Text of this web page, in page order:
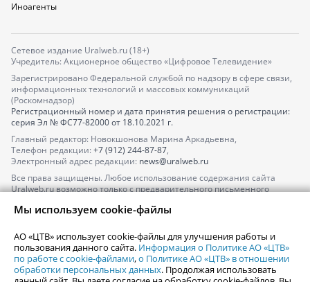
Иноагенты
Сетевое издание Uralweb.ru (18+)
Учредитель: Акционерное общество «Цифровое Телевидение»
Зарегистрировано Федеральной службой по надзору в сфере связи,
информационных технологий и массовых коммуникаций
(Роскомнадзор)
Регистрационный номер и дата принятия решения о регистрации:
серия Эл № ФС77-82000от 18.10.2021 г.
Главный редактор: Новокшонова Марина Аркадьевна,
Телефон редакции: +7 (912) 244-87-87,
Электронный адрес редакции: news@uralweb.ru
Все права защищены. Любое использование содержания сайта
Uralweb.ru возможно только с предварительного письменного
По вопросам размещения рекламы обращайтесь по тел.
По вопросам размещения информации в разделе «Афиша»
afisha@uralweb.ru
Пользовательское соглашение на использование сайта
Мы используем cookie-файлы
АО «ЦТВ» использует cookie-файлы для улучшения работы и
пользования данного сайта. Информация о Политике АО «ЦТВ»
по работе с cookie-файлами,о Политике АО «ЦТВ» в отношении
обработки персональных данных. Продолжая использовать